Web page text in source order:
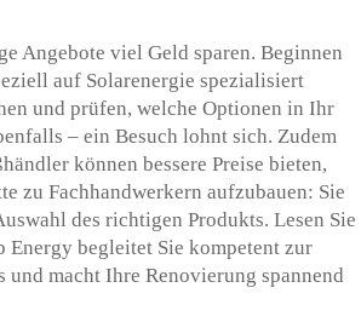
Angebote viel Geld sparen. Beginnen
auf Solarenergie spezialisiert
und prüfen, welche Optionen in Ihr
– ein Besuch lohnt sich. Zudem
können bessere Preise bieten,
zu Fachhandwerkern aufzubauen: Sie
des richtigen Produkts. Lesen Sie
Energy begleitet Sie kompetent zur
und macht Ihre Renovierung spannend